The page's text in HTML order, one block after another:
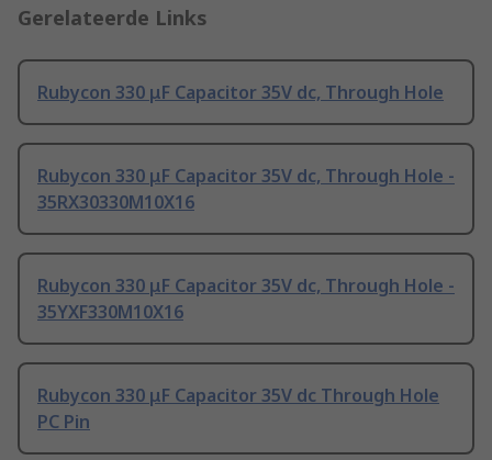
Gerelateerde Links
Rubycon 330 μF Capacitor 35V dc, Through Hole
Rubycon 330 μF Capacitor 35V dc, Through Hole -
35RX30330M10X16
Rubycon 330 μF Capacitor 35V dc, Through Hole -
35YXF330M10X16
Rubycon 330 μF Capacitor 35V dc Through Hole
PC Pin